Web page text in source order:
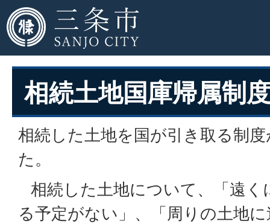
相続土地国庫帰属制
相続した土地を国が引き取る制
た。
相続した土地について、「遠く
る予定がない」、「周りの土地